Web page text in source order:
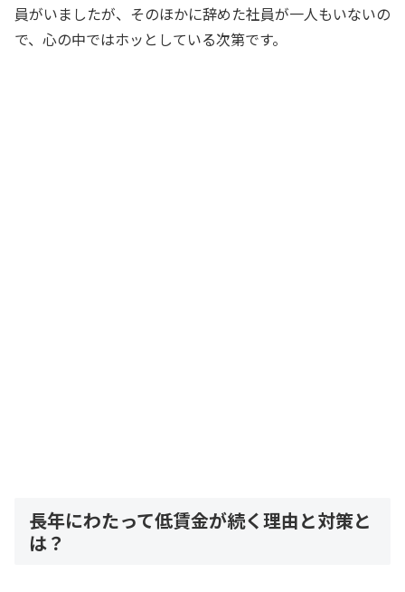
員がいましたが、そのほかに辞めた社員が一人もいないの
で、心の中ではホッとしている次第です。
長年にわたって低賃金が続く理由と対策と
は？